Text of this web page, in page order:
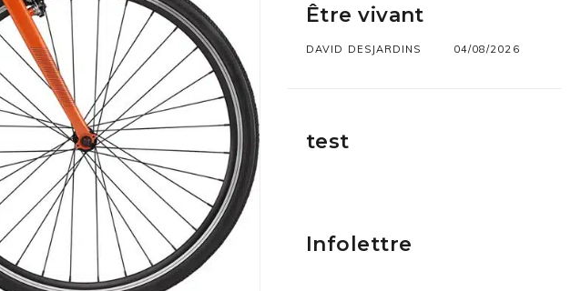
Être vivant
DAVID DESJARDINS 04/08/2026
test
Infolettre